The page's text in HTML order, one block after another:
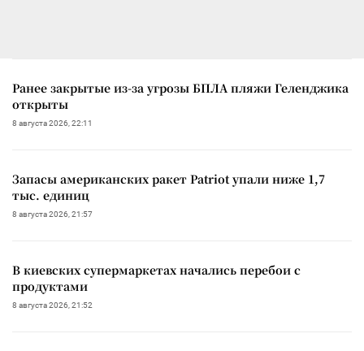
Ранее закрытые из-за угрозы БПЛА пляжи Геленджика
открыты
8 августа 2026, 22:11
Запасы американских ракет Patriot упали ниже 1,7
тыс. единиц
8 августа 2026, 21:57
В киевских супермаркетах начались перебои с
продуктами
8 августа 2026, 21:52